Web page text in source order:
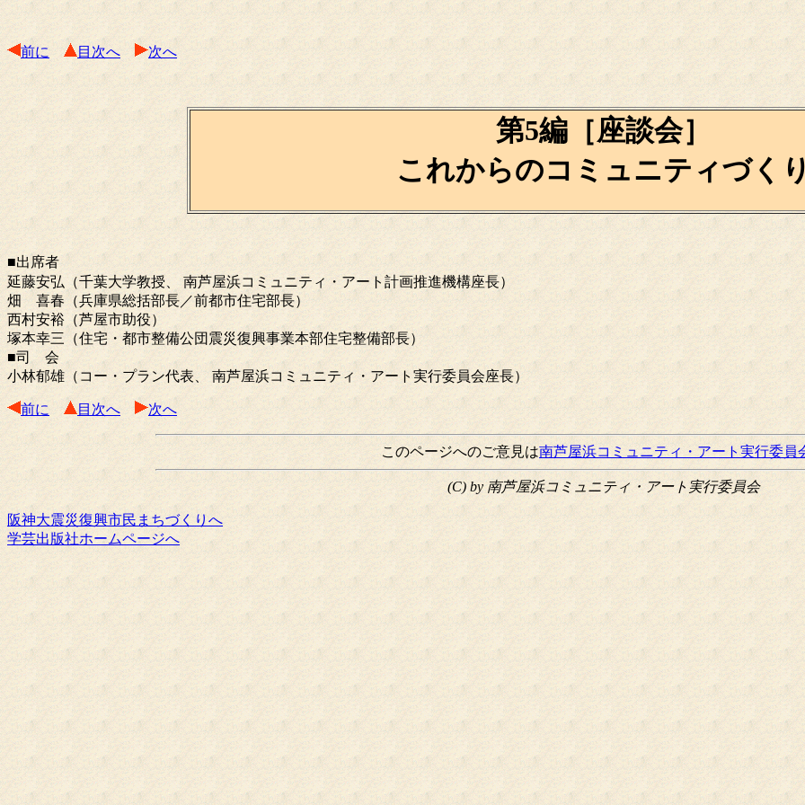
前に 目次へ 次へ
第5編［座談会］
これからのコミュニティづく
■出席者
延藤安弘（千葉大学教授、 南芦屋浜コミュニティ・アート計画推進機構座長）
畑 喜春（兵庫県総括部長／前都市住宅部長）
西村安裕（芦屋市助役）
塚本幸三（住宅・都市整備公団震災復興事業本部住宅整備部長）
■司 会
小林郁雄（コー・プラン代表、 南芦屋浜コミュニティ・アート実行委員会座長）
前に 目次へ 次へ
このページへのご意見は南芦屋浜コミュニティ・アート実行委員
(C) by 南芦屋浜コミュニティ・アート実行委員会
阪神大震災復興市民まちづくりへ
学芸出版社ホームページへ